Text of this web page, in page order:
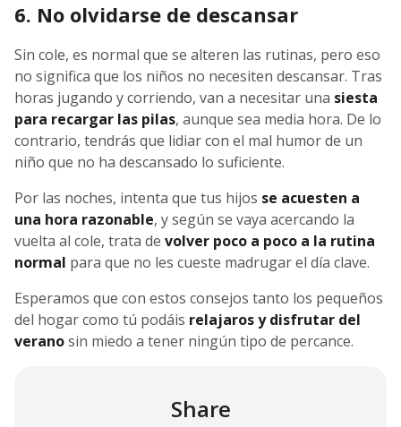
6. No olvidarse de descansar
Sin cole, es normal que se alteren las rutinas, pero eso
no significa que los niños no necesiten descansar. Tras
horas jugando y corriendo, van a necesitar una siesta
para recargar las pilas, aunque sea media hora. De lo
contrario, tendrás que lidiar con el mal humor de un
niño que no ha descansado lo suficiente.
Por las noches, intenta que tus hijos se acuesten a
una hora razonable, y según se vaya acercando la
vuelta al cole, trata de volver poco a poco a la rutina
normal para que no les cueste madrugar el día clave.
Esperamos que con estos consejos tanto los pequeños
del hogar como tú podáis relajaros y disfrutar del
veranosin miedo a tener ningún tipo de percance.
Share